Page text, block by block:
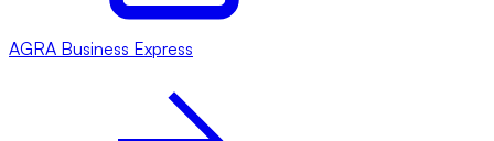
AGRA Business Express